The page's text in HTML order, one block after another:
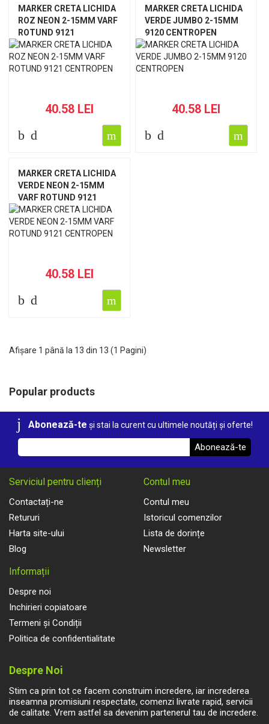
MARKER CRETA LICHIDA
ROZ NEON 2-15MM VARF
ROTUND 9121
CENTROPEN
40.58 LEI
MARKER CRETA LICHIDA
VERDE JUMBO 2-15MM
9120 CENTROPEN
40.58 LEI
MARKER CRETA LICHIDA
VERDE NEON 2-15MM
VARF ROTUND 9121
CENTROPEN
40.58 LEI
Afișare 1 până la 13 din 13 (1 Pagini)
Popular products
Abonează-te și stai la curent cu ultimele noutăți și oferte!
Abonează-te
Serviciul pentru clienți
Contactați-ne
Retururi
Harta site-ului
Blog
Contul meu
Contul meu
Istoricul comenzilor
Lista de dorințe
Newsletter
Informații
Despre noi
Inchirieri copiatoare
Termeni și Condiții
Politica de confidentialitate
Despre Noi
Stim ca prin tot ce facem construim incredere, iar increderea
inseamna promisiuni respectate, comenzi livrate rapid, servicii
de calitate. Vrem astfel sa devenim partenerul tau de incredere.